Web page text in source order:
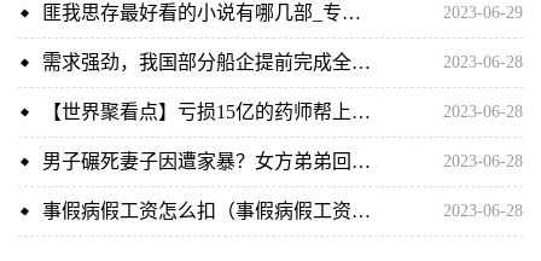
匪我思存最好看的小说有哪几部_专访湖北作家匪我思存,写书16年,384万微博粉丝,却如履薄冰 2023-06-29
需求强劲，我国部分船企提前完成全年接单目标 全球时讯 2023-06-28
【世界聚看点】亏损15亿的药师帮上市，复星医药、百度共享资本盛宴 2023-06-28
男子碾死妻子因遭家暴？女方弟弟回应：是姐姐长期被家暴 当前速读 2023-06-28
事假病假工资怎么扣（事假病假工资扣除标准） 2023-06-28